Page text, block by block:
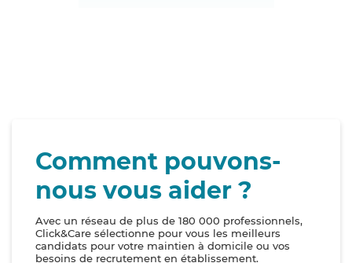
Comment pouvons-
nous vous aider ?
Avec un réseau de plus de 180 000 professionnels,
Click&Care sélectionne pour vous les meilleurs
candidats pour votre maintien à domicile ou vos
besoins de recrutement en établissement.